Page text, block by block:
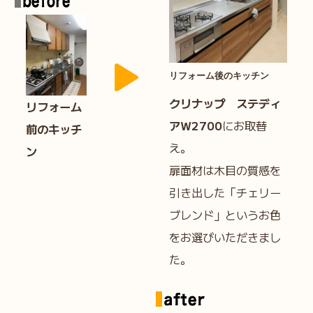
リフォーム
前のキッチ
ン
リフォーム後のキッチン
クリナップ ステディ
アＷ2700にお取替
え。
扉面材は木目の質感を
引き出した「チェリー
ブレンド」というお色
をお選びいただきまし
た。